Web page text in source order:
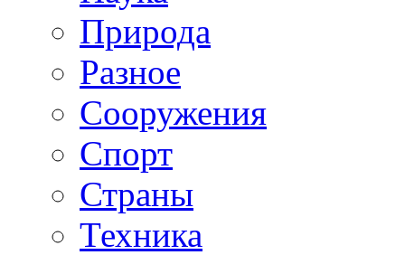
Природа
Разное
Сооружения
Спорт
Страны
Техника